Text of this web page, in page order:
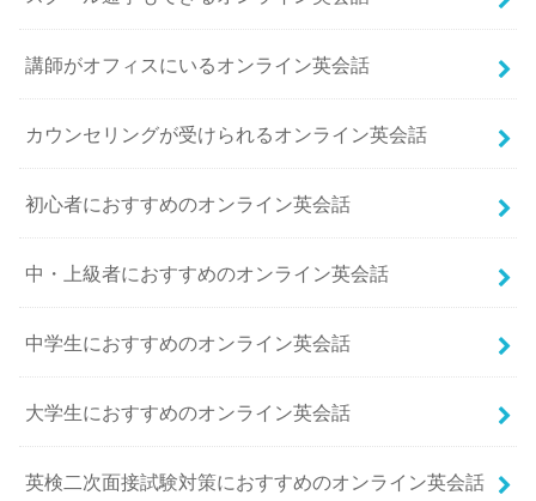
講師がオフィスにいるオンライン英会話
カウンセリングが受けられるオンライン英会話
初心者におすすめのオンライン英会話
中・上級者におすすめのオンライン英会話
中学生におすすめのオンライン英会話
大学生におすすめのオンライン英会話
英検二次面接試験対策におすすめのオンライン英会話